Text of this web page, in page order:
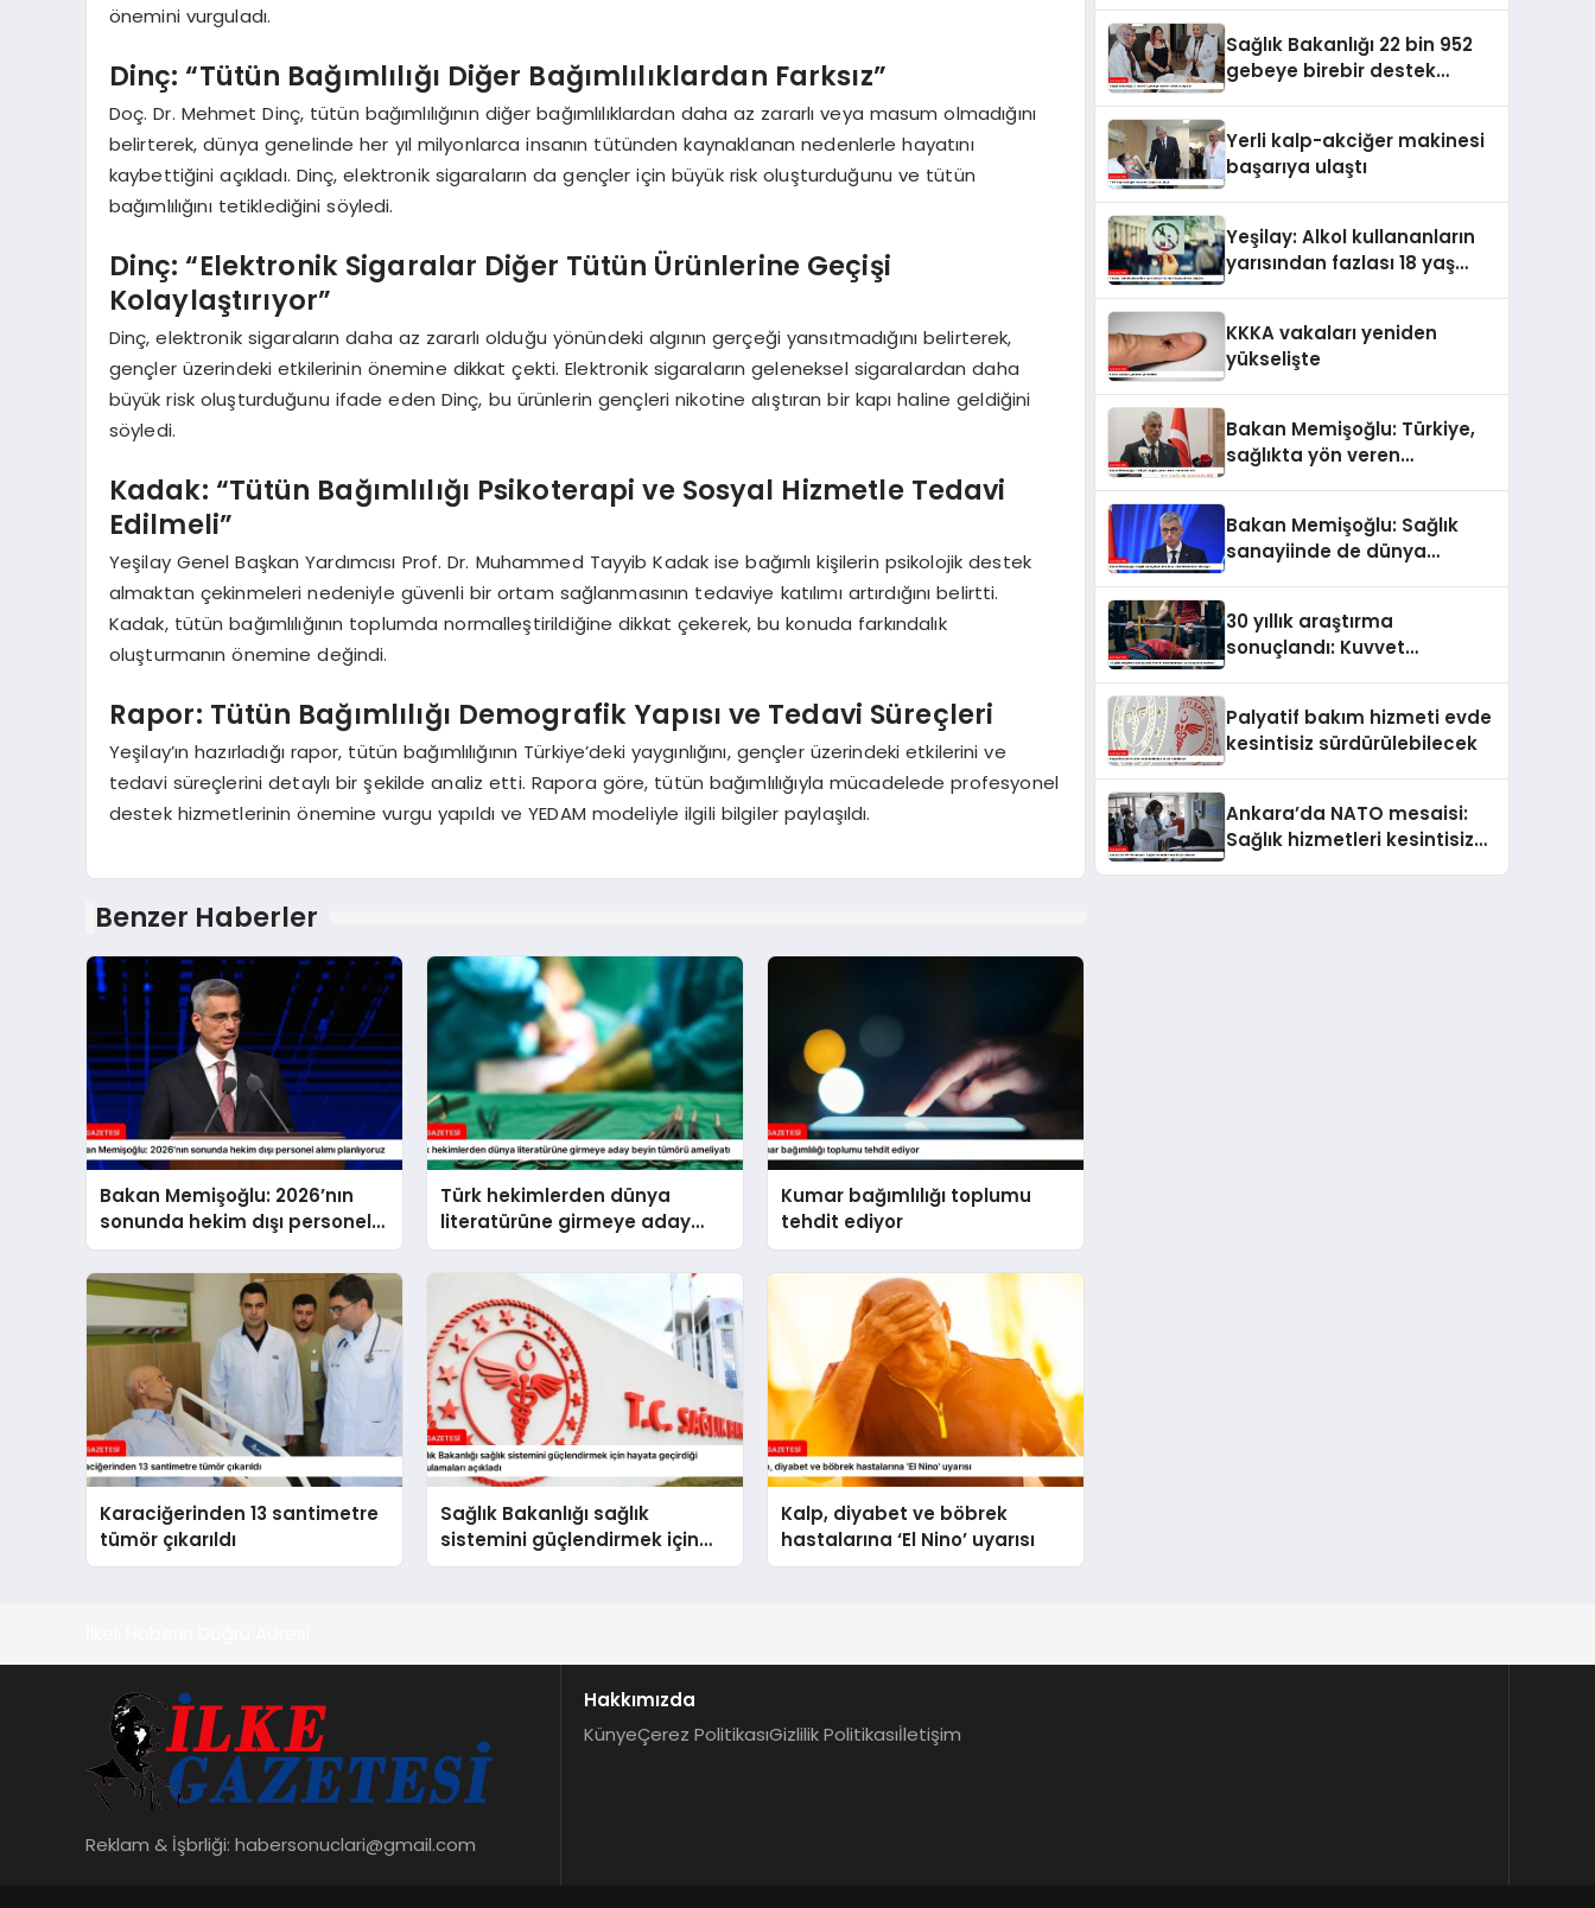
önemini vurguladı.
Dinç: “Tütün Bağımlılığı Diğer Bağımlılıklardan Farksız”
Doç. Dr. Mehmet Dinç, tütün bağımlılığının diğer bağımlılıklardan daha az zararlı veya masum olmadığını
belirterek, dünya genelinde her yıl milyonlarca insanın tütünden kaynaklanan nedenlerle hayatını
kaybettiğini açıkladı. Dinç, elektronik sigaraların da gençler için büyük risk oluşturduğunu ve tütün
bağımlılığını tetiklediğini söyledi.
Dinç: “Elektronik Sigaralar Diğer Tütün Ürünlerine Geçişi
Kolaylaştırıyor”
Dinç, elektronik sigaraların daha az zararlı olduğu yönündeki algının gerçeği yansıtmadığını belirterek,
gençler üzerindeki etkilerinin önemine dikkat çekti. Elektronik sigaraların geleneksel sigaralardan daha
büyük risk oluşturduğunu ifade eden Dinç, bu ürünlerin gençleri nikotine alıştıran bir kapı haline geldiğini
söyledi.
Kadak: “Tütün Bağımlılığı Psikoterapi ve Sosyal Hizmetle Tedavi
Edilmeli”
Yeşilay Genel Başkan Yardımcısı Prof. Dr. Muhammed Tayyib Kadak ise bağımlı kişilerin psikolojik destek
almaktan çekinmeleri nedeniyle güvenli bir ortam sağlanmasının tedaviye katılımı artırdığını belirtti.
Kadak, tütün bağımlılığının toplumda normalleştirildiğine dikkat çekerek, bu konuda farkındalık
oluşturmanın önemine değindi.
Rapor: Tütün Bağımlılığı Demografik Yapısı ve Tedavi Süreçleri
Yeşilay’ın hazırladığı rapor, tütün bağımlılığının Türkiye’deki yaygınlığını, gençler üzerindeki etkilerini ve
tedavi süreçlerini detaylı bir şekilde analiz etti. Rapora göre, tütün bağımlılığıyla mücadelede profesyonel
destek hizmetlerinin önemine vurgu yapıldı ve YEDAM modeliyle ilgili bilgiler paylaşıldı.
Benzer Haberler
Bakan Memişoğlu: 2026’nın
sonunda hekim dışı personel
alımı planlıyoruz
Türk hekimlerden dünya
literatürüne girmeye aday
beyin tümörü ameliyatı
Kumar bağımlılığı toplumu
tehdit ediyor
Karaciğerinden 13 santimetre
tümör çıkarıldı
Sağlık Bakanlığı sağlık
sistemini güçlendirmek için
hayata geçirdiği uygulamaları
Kalp, diyabet ve böbrek
hastalarına ‘El Nino’ uyarısı
Sağlık Bakanlığı 22 bin 952
gebeye birebir destek
Yerli kalp-akciğer makinesi
başarıya ulaştı
Yeşilay: Alkol kullananların
yarısından fazlası 18 yaş
KKKA vakaları yeniden
yükselişte
Bakan Memişoğlu: Türkiye,
sağlıkta yön veren
Bakan Memişoğlu: Sağlık
sanayiinde de dünya
30 yıllık araştırma
sonuçlandı: Kuvvet
Palyatif bakım hizmeti evde
kesintisiz sürdürülebilecek
Ankara’da NATO mesaisi:
Sağlık hizmetleri kesintisiz
Reklam & İşbrliği: habersonuclari@gmail.com
Hakkımızda
KünyeÇerez PolitikasıGizlilik Politikasıİletişim